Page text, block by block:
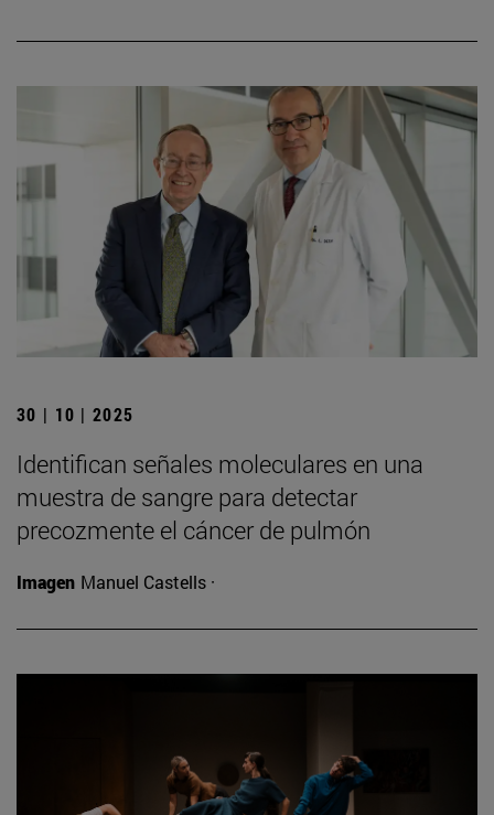
30 | 10 | 2025
Identifican señales moleculares en una
muestra de sangre para detectar
precozmente el cáncer de pulmón
Imagen Manuel Castells ·